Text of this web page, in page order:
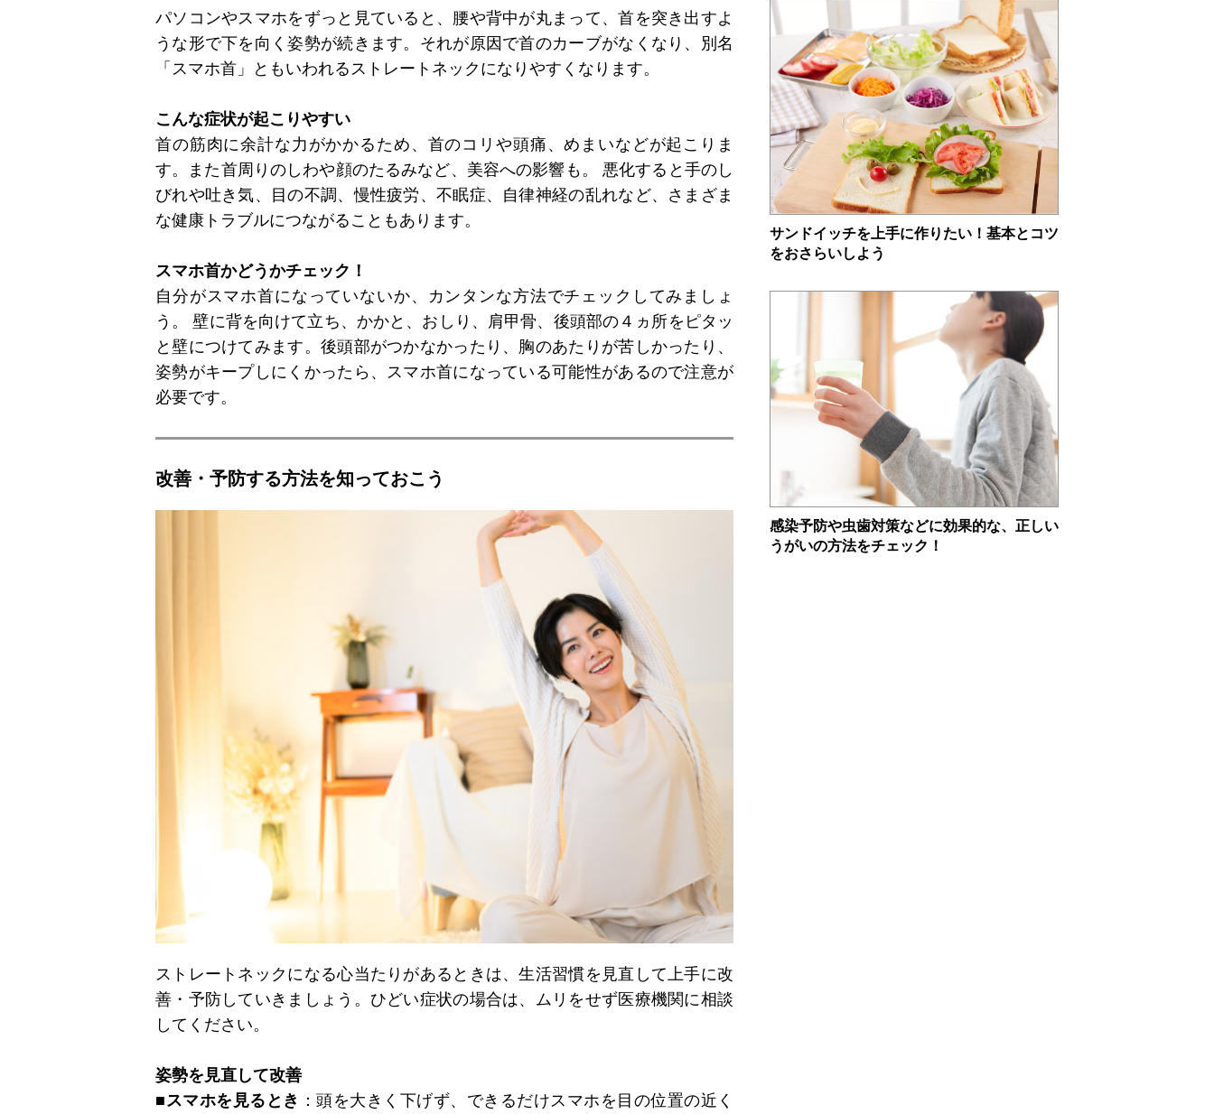
サンドイッチを上手に作りたい！基本とコツ
をおさらいしよう
感染予防や虫歯対策などに効果的な、正しい
うがいの方法をチェック！
パソコンやスマホをずっと見ていると、腰や背中が丸まって、首を突き出すよ
うな形で下を向く姿勢が続きます。それが原因で首のカーブがなくなり、別名
「スマホ首」ともいわれるストレートネックになりやすくなります。
こんな症状が起こりやすい
首の筋肉に余計な力がかかるため、首のコリや頭痛、めまいなどが起こりま
す。また首周りのしわや顔のたるみなど、美容への影響も。 悪化すると手のし
びれや吐き気、目の不調、慢性疲労、不眠症、自律神経の乱れなど、さまざま
な健康トラブルにつながることもあります。
スマホ首かどうかチェック！
自分がスマホ首になっていないか、カンタンな方法でチェックしてみましょ
う。 壁に背を向けて立ち、かかと、おしり、肩甲骨、後頭部の４ヵ所をピタッ
と壁につけてみます。後頭部がつかなかったり、胸のあたりが苦しかったり、
姿勢がキープしにくかったら、スマホ首になっている可能性があるので注意が
必要です。
改善・予防する方法を知っておこう
ストレートネックになる心当たりがあるときは、生活習慣を見直して上手に改
善・予防していきましょう。ひどい症状の場合は、ムリをせず医療機関に相談
してください。
姿勢を見直して改善
■スマホを見るとき ：頭を大きく下げず、できるだけスマホを目の位置の近く